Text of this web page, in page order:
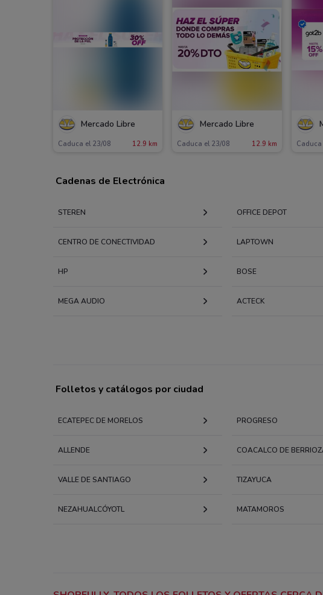
Mercado Libre
Caduca el 23/08 12.9 km
Mercado Libre
Caduca el 23/08 12.9 km
Cadenas de Electrónica
STEREN OFFICE DEPOT
CENTRO DE CONECTIVIDAD LAPTOWN
HP BOSE
MEGA AUDIO ACTECK
Folletos y catálogos por ciudad
ECATEPEC DE MORELOS PROGRESO
ALLENDE COACALCO DE
VALLE DE SANTIAGO TIZAYUCA
NEZAHUALCÓYOTL MATAMOROS